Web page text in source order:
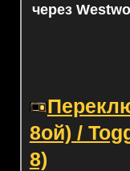
через
8ой) /
8)